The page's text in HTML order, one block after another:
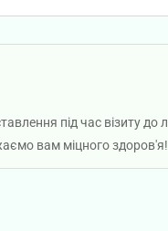
під час візиту до
вам міцного здоров'я!